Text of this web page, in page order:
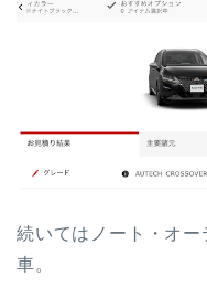
続いてはノート・オ
車。